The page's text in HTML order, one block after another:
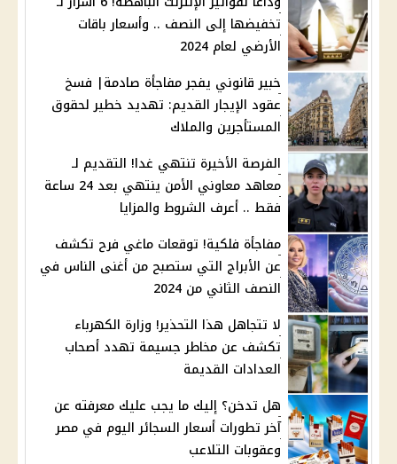
تخفيضها إلى النصف .. وأسعار باقات
الأرضي لعام 2024
خبير قانوني يفجر مفاجأة صادمة| فسخ
عقود الإيجار القديم: تهديد خطير لحقوق
المستأجرين والملاك
الفرصة الأخيرة تنتهي غدا! التقديم لـ
معاهد معاوني الأمن ينتهي بعد 24 ساعة
فقط .. أعرف الشروط والمزايا
مفاجأة فلكية! توقعات ماغي فرح تكشف
عن الأبراج التي ستصبح من أغنى الناس في
النصف الثاني من 2024
لا تتجاهل هذا التحذير! وزارة الكهرباء
تكشف عن مخاطر جسيمة تهدد أصحاب
العدادات القديمة
هل تدخن؟ إليك ما يجب عليك معرفته عن
آخر تطورات أسعار السجائر اليوم في مصر
وعقوبات التلاعب